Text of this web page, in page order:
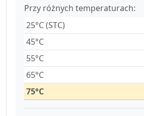
Przy różnych temperaturach:
25°C (STC)
45°C
55°C
65°C
75°C